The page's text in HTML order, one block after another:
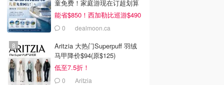
童免费！家庭游现在订超划算
能省$850！西加勒比巡游$490
0 dealmoon.ca
Aritzia 大热门Superpuff 羽绒
马甲降价$94(原$125)
低至7.5折！
0 Aritzia